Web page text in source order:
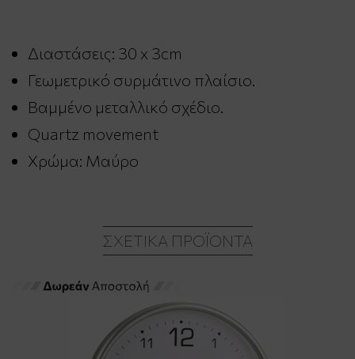
Διαστάσεις: 30 x 3cm
Γεωμετρικό συρμάτινο πλαίσιο.
Βαμμένο μεταλλικό σχέδιο.
Quartz movement
Χρώμα: Μαύρο
ΣΧΕΤΙΚΆ ΠΡΟΪΌΝΤΑ